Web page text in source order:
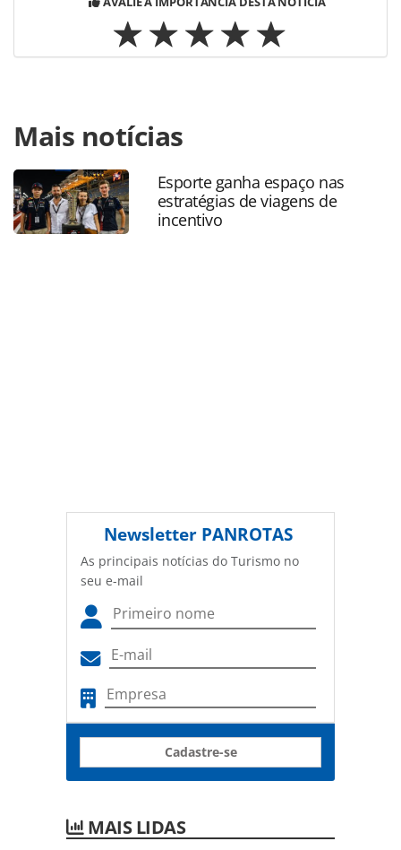
https://www.panrotas.com.br/mercado/cartoes-de-
assistencia/2020/12/universal-assistance-promete-investir-
em-inovacao-tecnologia-e-servico_178820.html ou as
ferramentas oferecidas na página. Todo o conteúdo
produzido pela PANROTAS Editora é protegido pela
legislação brasileira sobre direito autoral. Não reproduza o
Mais notícias
Esporte ganha espaço nas
estratégias de viagens de
incentivo
Newsletter PANROTAS
As principais notícias do Turismo no
seu e-mail
Cadastre-se
MAIS LIDAS